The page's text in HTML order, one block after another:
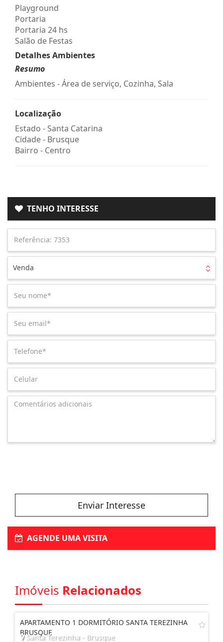
Playground
Portaria
Portaria 24 hs
Salão de Festas
Detalhes Ambientes
Resumo
Ambientes - Área de serviço, Cozinha, Sala
Localização
Estado -Santa Catarina
Cidade - Brusque
Bairro - Centro
TENHO INTERESSE
Venda
Enviar Interesse
AGENDE UMA VISITA
Imóveis Relacionados
APARTAMENTO 1 DORMITÓRIO SANTA TEREZINHA
BRUSQUE
Santa Terezinha - Brusque